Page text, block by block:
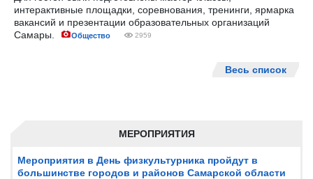
МЕРОПРИЯТИЯ
Мероприятия в День физкультурника пройдут в
большинстве городов и районов Самарской области
интерактивные площадки, соревнования, тренинги, ярмарка
вакансий и презентации образовательных организаций
Самары.
Общество 2959
Весь список